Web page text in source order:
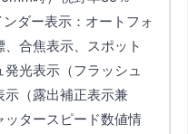
ンダー表示：オートフォ
合焦表示、スポット
光表示（フラッシュ
（露出補正表示兼
タースピード数値情